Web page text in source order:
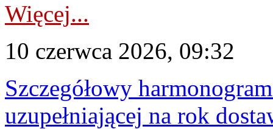
Więcej...
10 czerwca 2026, 09:32
Szczegółowy
uzupełniającej na rok